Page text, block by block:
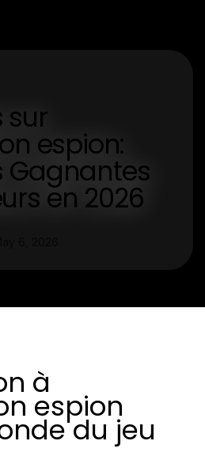
sur
espion:
Gagnantes
en 2026
à
espion
du jeu